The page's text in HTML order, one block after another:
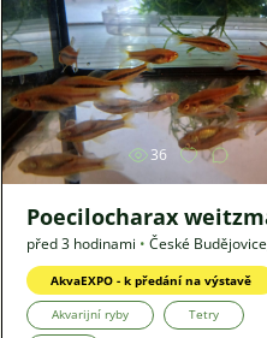
Obrázek
36
Poecilocharax
před 3 hodinami • České Budějovice
Nabídka
AkvaEXPO - k předání na výstavě
Akvarijní ryby Tetry